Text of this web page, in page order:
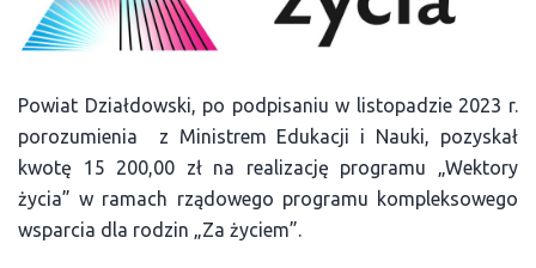
Powiat Działdowski, po podpisaniu w listopadzie 2023 r.
porozumienia z Ministrem Edukacji i Nauki, pozyskał
kwotę 15 200,00 zł na realizację programu „Wektory
życia” w ramach rządowego programu kompleksowego
wsparcia dla rodzin „Za życiem”.